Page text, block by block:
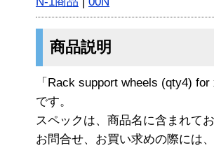
商品説明
「Rack support wheels (qty4)
です。
スペックは、商品名に含まれて
お問合せ、お買い求めの際には